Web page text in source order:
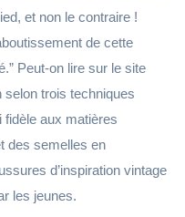
et non le contraire !
de cette
Peut-on lire sur le site
selon trois techniques
fidèle aux matières
des semelles en
d’inspiration vintage
les jeunes.